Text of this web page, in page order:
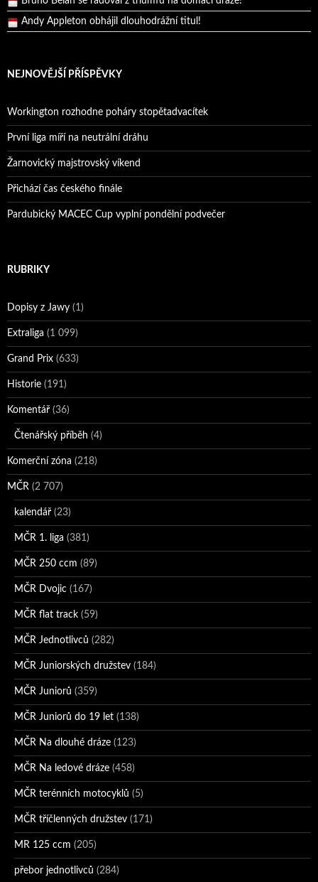
Andy Appleton obhájil dlouhodrážní titul!
Reprezentační dvojice brala český titul!
NEJNOVĚJŠÍ PŘÍSPĚVKY
Workington rozhodne poháry stopětadvacítek
První liga míří na neutrální dráhu
Žarnovický majstrovský víkend
Přichází čas českého finále
Pardubický MACEC Cup vyplní pondělní podvečer
RUBRIKY
Dopisy z Jawy (1)
Extraliga (1 099)
Grand Prix (633)
Historie (191)
Komentář (36)
Čtenářský příběh (4)
Komerční zóna (218)
MČR (2 707)
kalendář (23)
MČR 1. liga (381)
MČR 250 ccm (89)
MČR Dvojic (167)
MČR flat track (59)
MČR Jednotlivců (282)
MČR Juniorských družstev (184)
MČR Juniorů (359)
MČR Juniorů do 19 let (138)
MČR Na dlouhé dráze (123)
MČR Na ledové dráze (458)
MČR terénních motocyklů (5)
MČR tříčlenných družstev (171)
MR 125 ccm (205)
přebor jednotlivců (284)